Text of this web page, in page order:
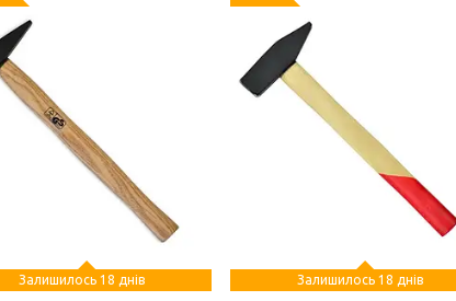
Залишилось 18 днів Залишилось 18 днів